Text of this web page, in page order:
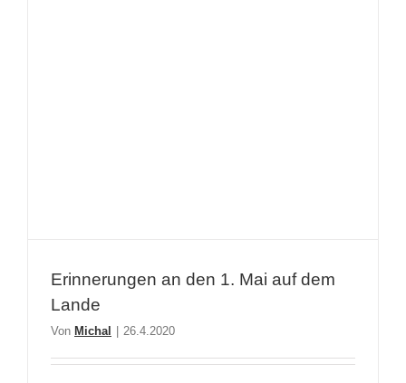
Erinnerungen an den 1. Mai auf dem
Lande
Von Michal | 26.4.2020